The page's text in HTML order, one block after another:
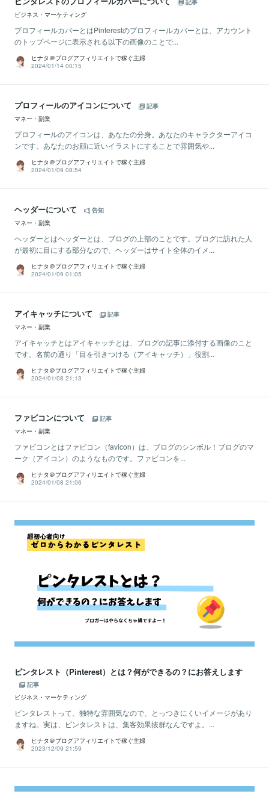
記事
ビジネス・マーケティング
プロフィールカバーとはPinterestのプロフィールカバーとは、アカウント
のトップページに表示される以下の画像のことで...
ヒナタ＠ブログアフィリエイトで稼ぐ主婦
2024/01/14 00:15
プロフィールのアイコンについて
記事
マネー・副業
プロフィールのアイコンは、あなたの分身。あなたのキャラクターアイコ
ンです。あなたのお顔に近いイラストにすることで雰囲気や...
ヒナタ＠ブログアフィリエイトで稼ぐ主婦
2024/01/09 08:54
ヘッダーについて
告知
マネー・副業
ヘッダーとはヘッダーとは、ブログの上部のことです。ブログに訪れた人
が最初に目にする部分なので、ヘッダーはサイト全体のイメ...
ヒナタ＠ブログアフィリエイトで稼ぐ主婦
2024/01/09 01:05
アイキャッチについて
記事
マネー・副業
アイキャッチとはアイキャッチとは、ブログの記事に添付する画像のこと
です。名前の通り「目を引きつける（アイキャッチ）」役割...
ヒナタ＠ブログアフィリエイトで稼ぐ主婦
2024/01/08 21:13
ファビコンについて
記事
マネー・副業
ファビコンとはファビコン（favicon）は、ブログのシンボル！ブログのマ
ーク（アイコン）のようなものです。ファビコンを...
ヒナタ＠ブログアフィリエイトで稼ぐ主婦
2024/01/08 21:06
ピンタレスト（Pinterest）とは？何ができるの？にお答えします
記事
ビジネス・マーケティング
ピンタレストって、独特な雰囲気なので、とっつきにくいイメージがあり
ますね。実は、ピンタレストは、集客効果抜群なんですよ。...
ヒナタ＠ブログアフィリエイトで稼ぐ主婦
2023/12/09 21:59